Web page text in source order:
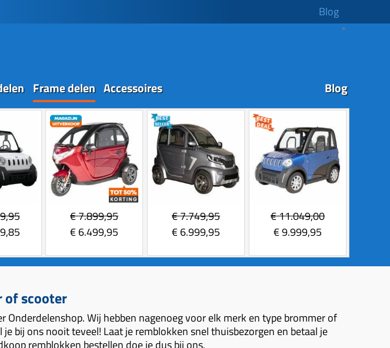
Blog
Frame delen Accessoires Blog
€7.899,95
€6.499,95
€7.749,95
€6.999,95
€11.049,00
€9.999,95
of scooter
Onderdelenshop. Wij hebben nagenoeg voor elk merk en type brommer of
bij ons nooit teveel! Laat je remblokken snel thuisbezorgen en betaal je
remblokken bestellen doe je dus bij ons.